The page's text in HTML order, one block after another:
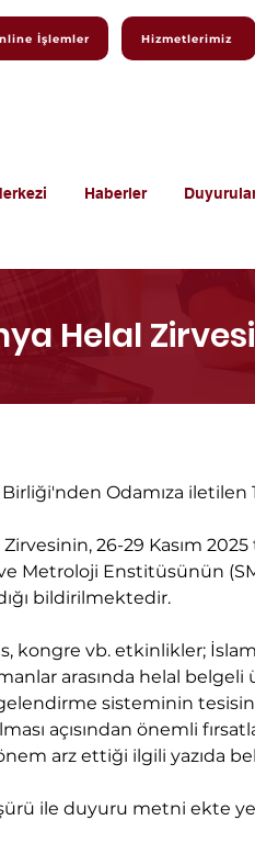
İşlemler Hizmetlerimiz
Haberler
Helal Zirvesi
Odamıza iletilen
26-29 Kasım
Metroloji Enstitüsünün
bildirilmektedir.
kongre vb. etkinlikler;
arasında helal
sisteminin
açısından önemli
arz ettiği ilgili yazıda
ile duyuru metni ekte